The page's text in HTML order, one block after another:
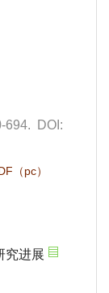
694. DOI: